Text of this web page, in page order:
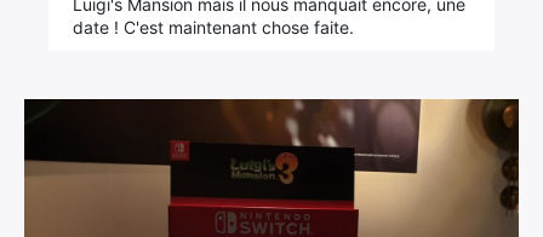
Luigi's Mansion mais il nous manquait encore, une
date ! C'est maintenant chose faite.